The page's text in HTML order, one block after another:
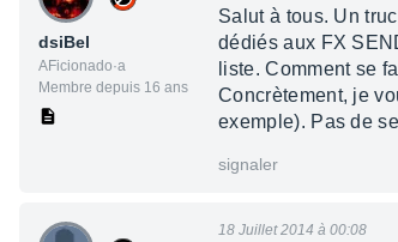
dsiBel
AFicionado·a
Membre depuis 16 ans
Salut à tous. Un
dédiés aux FX
liste. Comment se
Concrètement, je
exemple). Pas de
signaler
18 Juillet 2014 à 00:08